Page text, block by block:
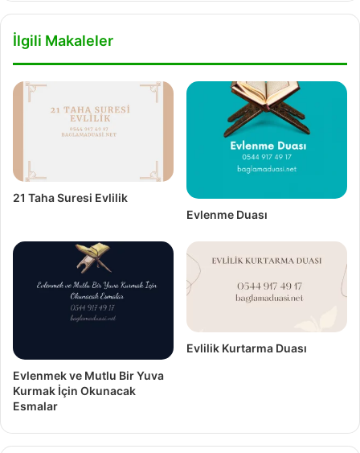
İlgili Makaleler
21 Taha Suresi Evlilik
Evlenme Duası
Evlenmek ve Mutlu Bir Yuva
Kurmak İçin Okunacak
Esmalar
Evlilik Kurtarma Duası